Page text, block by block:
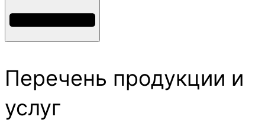
Перечень продукции и
услуг